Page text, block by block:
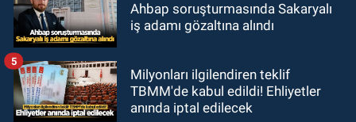
Ahbap soruşturmasında Sakaryalı
iş adamı gözaltına alındı
Milyonları ilgilendiren teklif
TBMM'de kabul edildi! Ehliyetler
anında iptal edilecek
5